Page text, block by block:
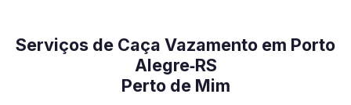
Serviços de Caça Vazamento em Porto
Alegre‑RS
Perto de Mim